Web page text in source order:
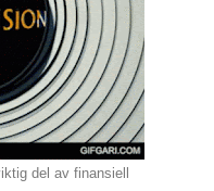
del av finansiell